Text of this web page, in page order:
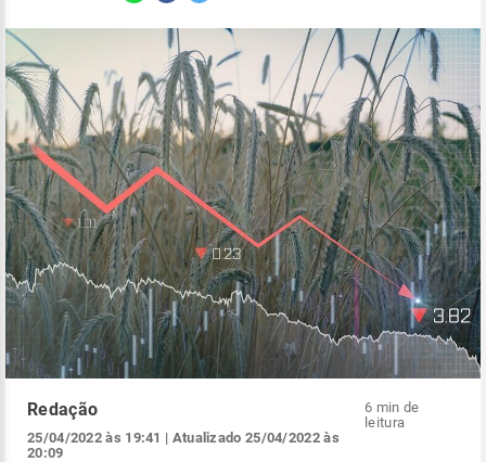
Redação
25/04/2022 às 19:41 | Atualizado 25/04/2022 às
20:09
6 min de
leitura